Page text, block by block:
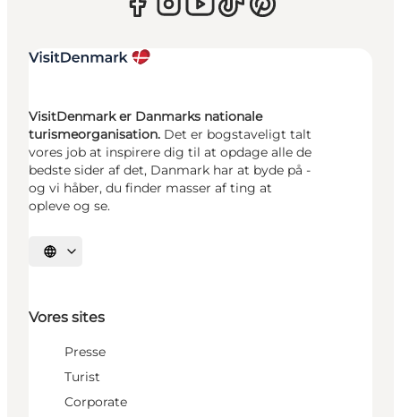
VisitDenmark er Danmarks nationale
turismeorganisation. Det er bogstaveligt talt
vores job at inspirere dig til at opdage alle de
bedste sider af det, Danmark har at byde på -
og vi håber, du finder masser af ting at
opleve og se.
Vælg sprog
Vores sites
Presse
Turist
Corporate